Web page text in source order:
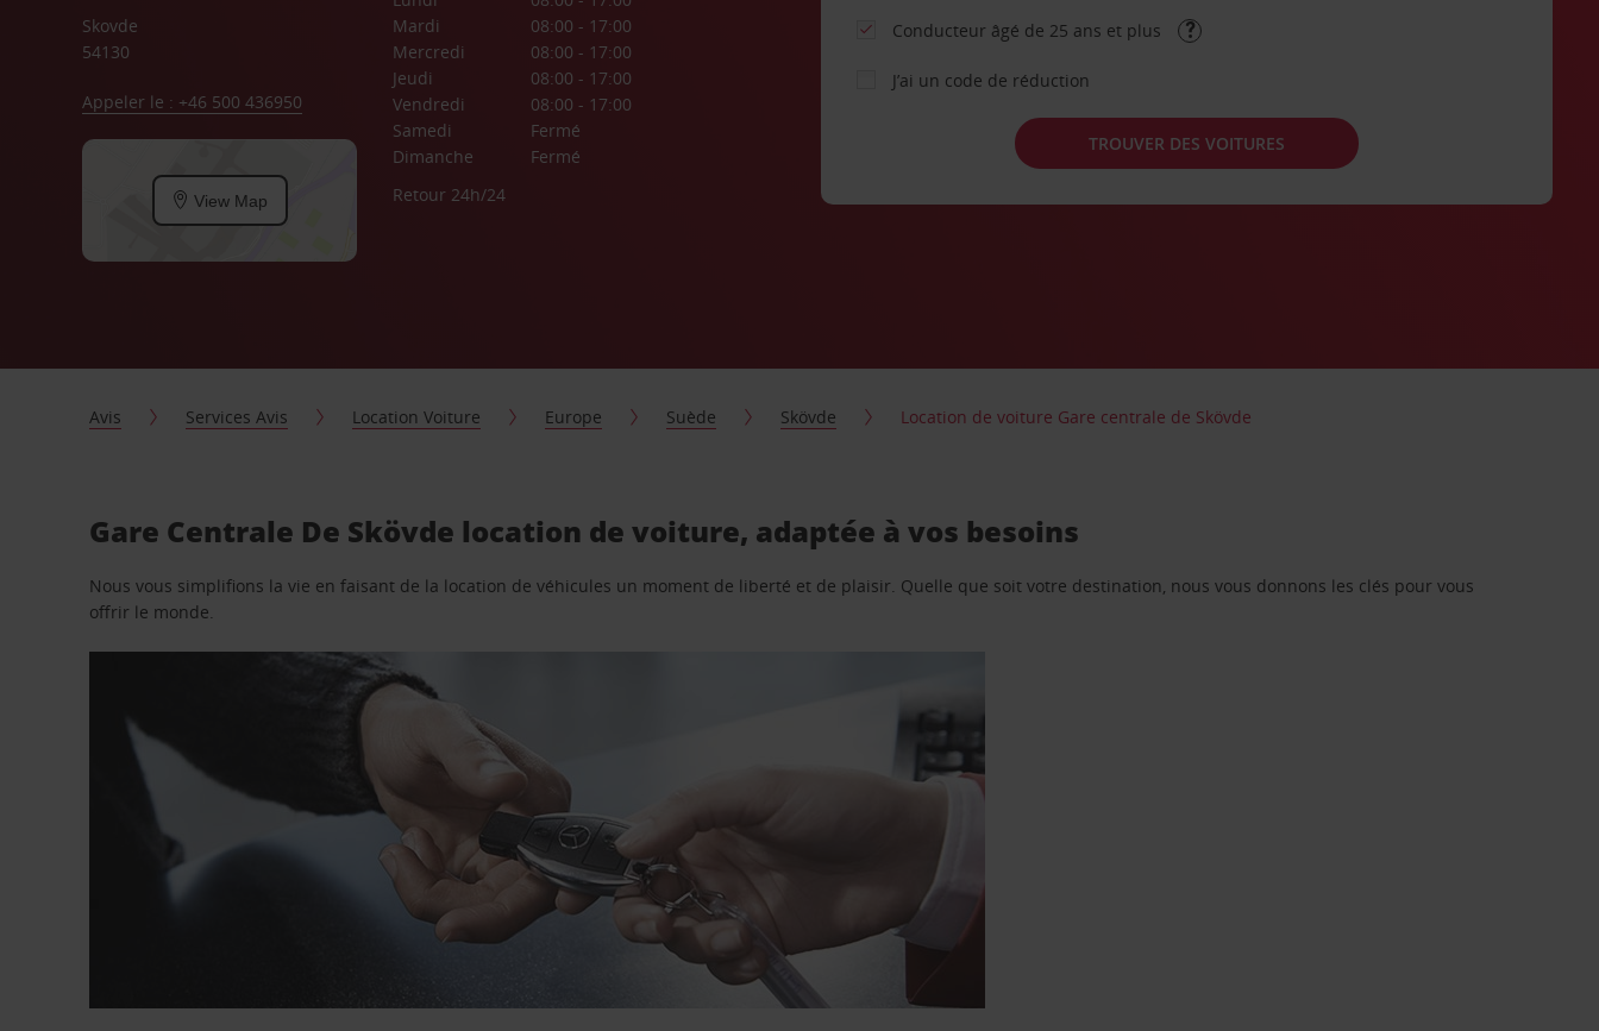
Skovde
54130
Appeler le : +46 500 436950
View Map
Mardi
08:00 - 17:00
Mercredi
08:00 - 17:00
Jeudi
08:00 - 17:00
Vendredi
08:00 - 17:00
Samedi
Fermé
Dimanche
Fermé
Retour 24h/24
Conducteur âgé de 25 ans et plus
J’ai un code de réduction
TROUVER DES VOITURES
Avis Services Avis Location Voiture Europe Suède Skövde Location de voiture Gare centrale de Skövde
Gare Centrale De Skövde location de voiture, adaptée à vos besoins
Nous vous simplifions la vie en faisant de la location de véhicules un moment de liberté et de plaisir. Quelle que soit votre destination, nous vous donnons les clés pour vous
offrir le monde.